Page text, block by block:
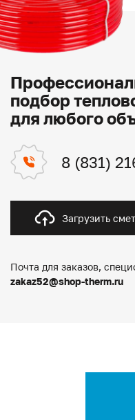
подбор
для любого
8 (831)
Загрузить
Почта для заказов,
zakaz52@shop-therm.ru